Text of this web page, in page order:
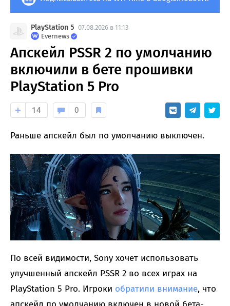
PlayStation 5 07.08.2026 в 11:13
Evernews
Апскейл PSSR 2 по умолчанию
включили в бете прошивки
PlayStation 5 Pro
14 0
Раньше апскейл был по умолчанию выключен.
По всей видимости, Sony хочет использовать
улучшенный апскейл PSSR 2 во всех играх на
PlayStation 5 Pro. Игроки обратили внимание, что